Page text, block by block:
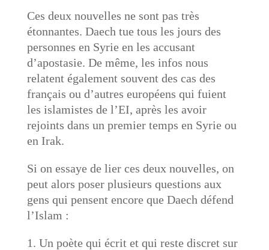
Ces deux nouvelles ne sont pas très
étonnantes. Daech tue tous les jours des
personnes en Syrie en les accusant
d’apostasie. De même, les infos nous
relatent également souvent des cas des
français ou d’autres européens qui fuient
les islamistes de l’EI, après les avoir
rejoints dans un premier temps en Syrie ou
en Irak.
Si on essaye de lier ces deux nouvelles, on
peut alors poser plusieurs questions aux
gens qui pensent encore que Daech défend
l’Islam :
Un poète qui écrit et qui reste discret sur